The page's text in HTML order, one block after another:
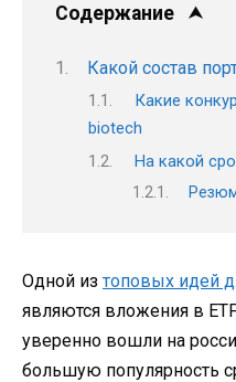
Содержание
Какой состав
Какие
biotech
На какой
Одной из топовых идей
являются вложения в
уверенно вошли на
большую популярность